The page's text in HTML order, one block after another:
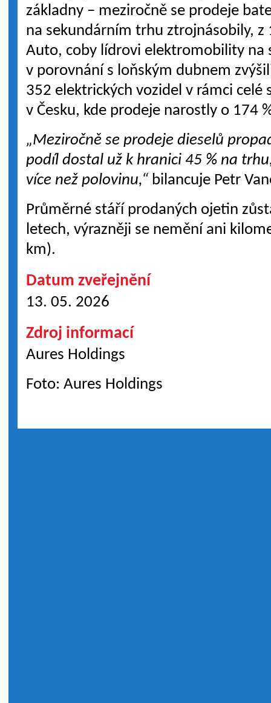
základny – meziročně se prodeje
na sekundárním trhu ztrojnásobily, z
Auto, coby lídrovi elektromobility na
v porovnání s loňským dubnem
352 elektrických vozidel v rámci celé
v Česku, kde prodeje narostly o 174
„Meziročně se prodeje dieselů
podíl dostal už k hranici 45 % na
více než polovinu,“ bilancuje Petr
Průměrné stáří prodaných ojetin
letech, výrazněji se nemění ani
km).
Datum zveřejnění
13. 05. 2026
Zdroj informací
Aures Holdings
Foto: Aures Holdings